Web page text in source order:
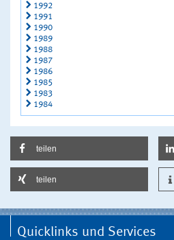
1992
1991
1990
1989
1988
1987
1986
1985
1983
1984
teilen
teilen
Quicklinks und Services